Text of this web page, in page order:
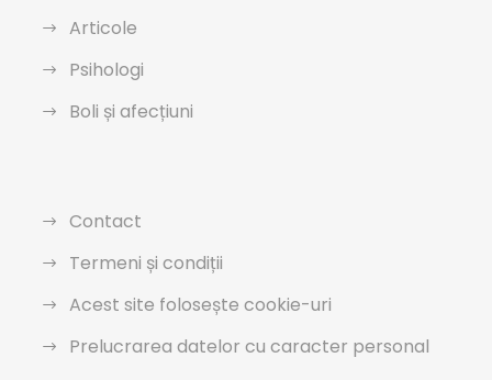
Articole
Psihologi
Boli și afecțiuni
Contact
Termeni și condiții
Acest site folosește cookie-uri
Prelucrarea datelor cu caracter personal